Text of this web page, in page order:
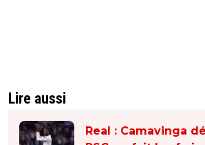
Lire aussi
Real : Camavinga